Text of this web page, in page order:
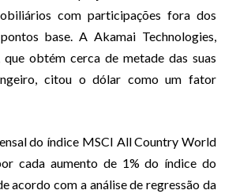
com participações fora dos
base. A Akamai Technologies,
que obtém cerca de metade das suas
citou o dólar como um fator
do índice MSCI All Country World
cada aumento de 1% do índice do
acordo com a análise de regressão da